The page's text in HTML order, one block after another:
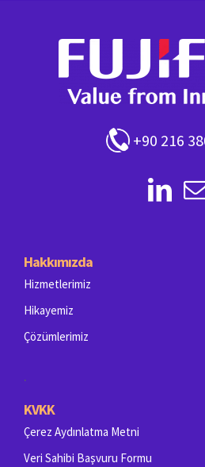
+90 216
Hakkımızda
Hizmetlerimiz
Hikayemiz
Çözümlerimiz
.
KVKK
Çerez Aydınlatma Metni
Veri Sahibi Başvuru Formu